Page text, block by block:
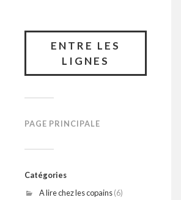
ENTRE LES
LIGNES
PAGE PRINCIPALE
Catégories
A lire chez les copains(6)